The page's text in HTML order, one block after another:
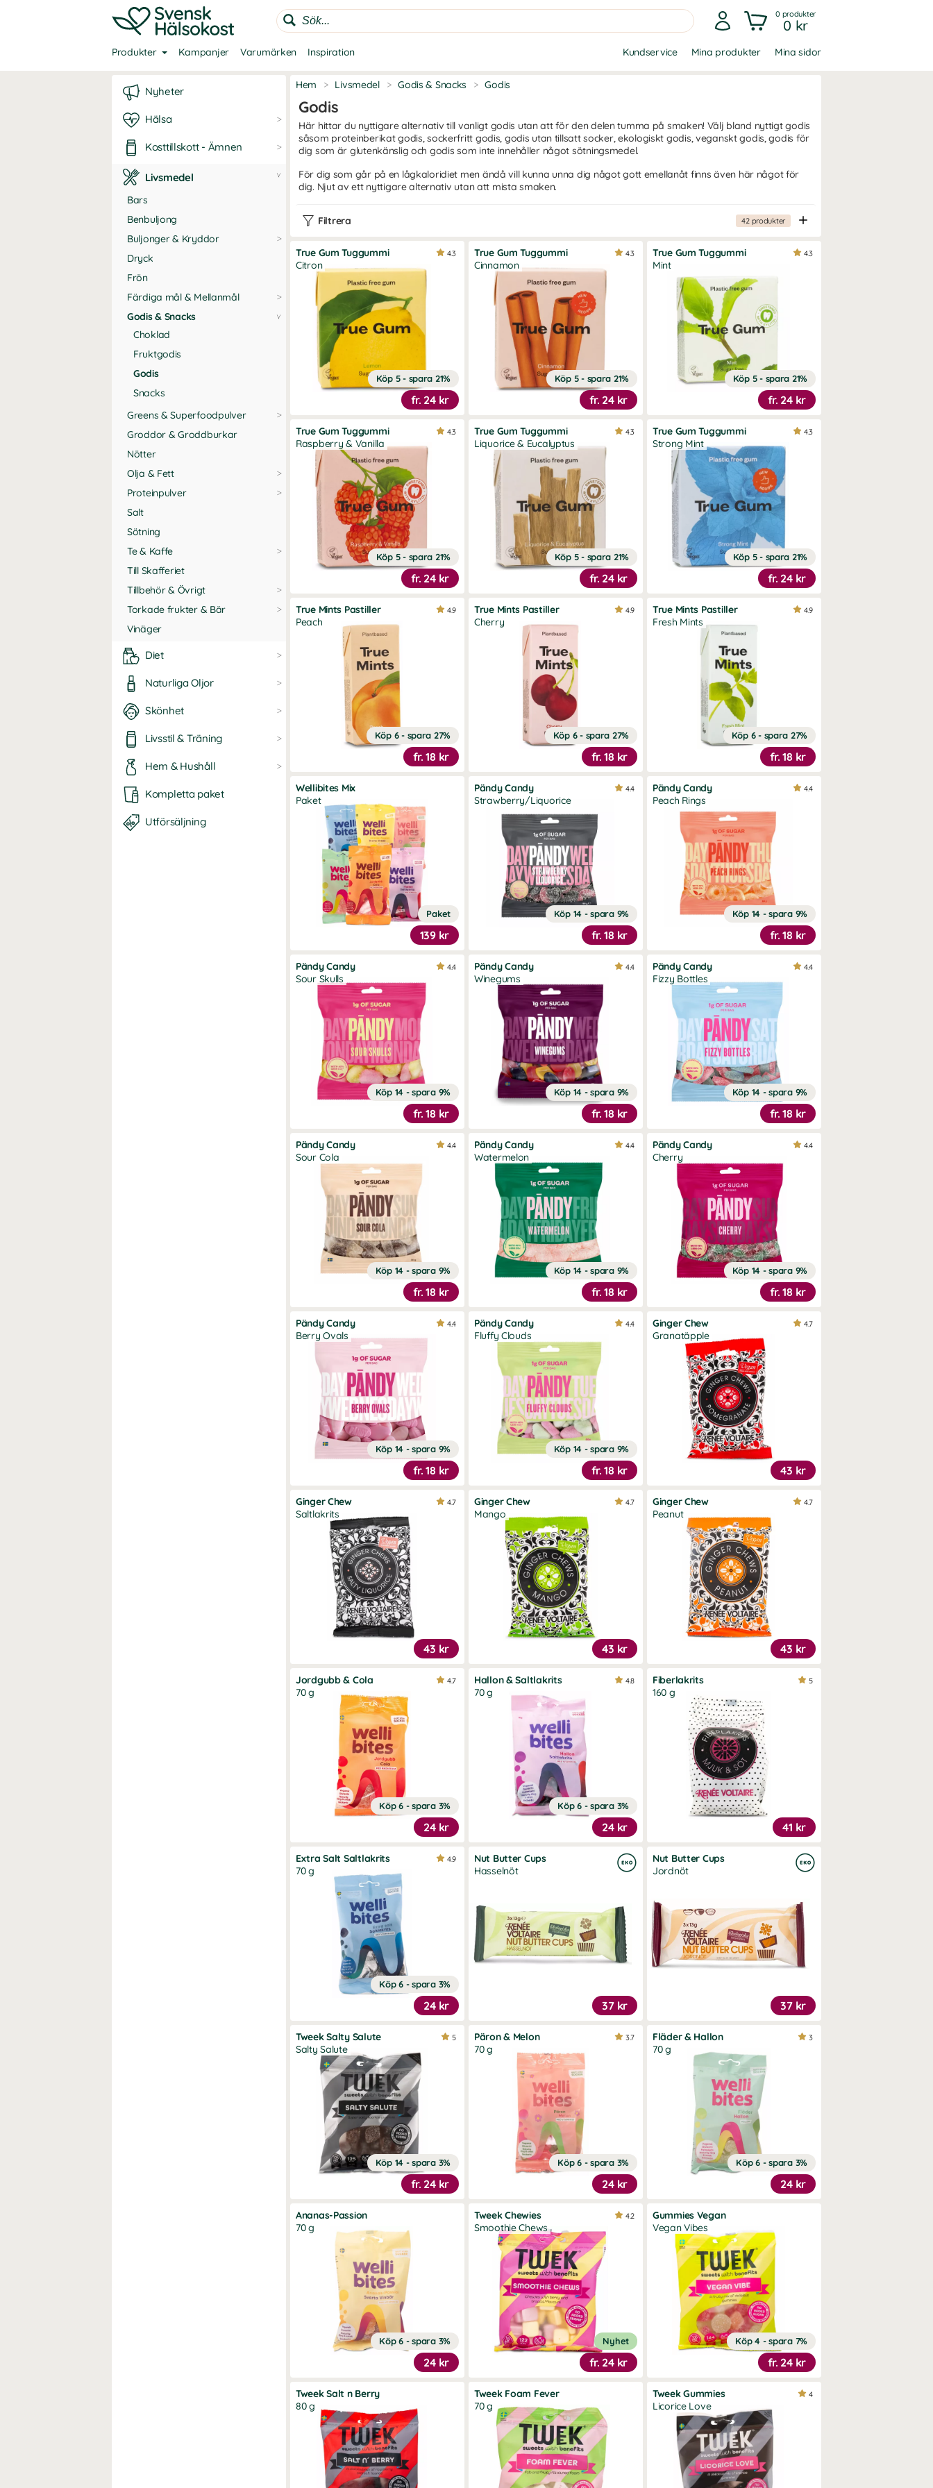
0 produkter
0 kr
Produkter Kampanjer Varumärken Inspiration Kundservice Mina produkter Mina sidor
Nyheter
Hälsa
Kosttillskott - Ämnen
Livsmedel
Bars
Benbuljong
Buljonger & Kryddor
Dryck
Frön
Färdiga mål & Mellanmål
Godis & Snacks
Choklad
Fruktgodis
Godis
Snacks
Greens & Superfoodpulver
Groddor & Groddburkar
Nötter
Olja & Fett
Proteinpulver
Salt
Sötning
Te & Kaffe
Till Skafferiet
Tillbehör & Övrigt
Torkade frukter & Bär
Vinäger
Diet
Naturliga Oljor
Skönhet
Livsstil & Träning
Hem & Hushåll
Kompletta paket
Utförsäljning
Hem > Livsmedel > Godis & Snacks > Godis
Godis
Här hittar du nyttigare alternativ till vanligt godis utan att för den delen tumma på smaken! Välj bland nyttigt godis
såsom proteinberikat godis, sockerfritt godis, godis utan tillsatt socker, ekologiskt godis, veganskt godis, godis för
dig som är glutenkänslig och godis som inte innehåller något sötningsmedel.
För dig som går på en lågkaloridiet men ändå vill kunna unna dig något gott emellanåt finns även här något för
dig. Njut av ett nyttigare alternativ utan att mista smaken.
Filtrera 42produkter
True Gum Tuggummi
Citron
Köp 5 - spara 21%
fr. 24 kr
4.3
True Gum Tuggummi
Cinnamon
Köp 5 - spara 21%
fr. 24 kr
4.3
True Gum Tuggummi
Mint
Köp 5 - spara 21%
fr. 24 kr
4.3
True Gum Tuggummi
Raspberry & Vanilla
Köp 5 - spara 21%
fr. 24 kr
4.3
True Gum Tuggummi
Liquorice & Eucalyptus
Köp 5 - spara 21%
fr. 24 kr
4.3
True Gum Tuggummi
Strong Mint
Köp 5 - spara 21%
fr. 24 kr
4.3
True Mints Pastiller
Peach
Köp 6 - spara 27%
fr.18 kr
4.9
True Mints Pastiller
Cherry
Köp 6 - spara 27%
fr.18 kr
4.9
True Mints Pastiller
Fresh Mints
Köp 6 - spara 27%
fr.18 kr
4.9
Wellibites Mix
Paket
Paket
139 kr
Pändy Candy
Strawberry/Liquorice
Köp 14 - spara 9%
fr.18 kr
4.4
Pändy Candy
Peach Rings
Köp 14 - spara 9%
fr.18 kr
4.4
Pändy Candy
Sour Skulls
Köp 14 - spara 9%
fr.18 kr
4.4
Pändy Candy
Winegums
Köp 14 - spara 9%
fr.18 kr
4.4
Pändy Candy
Fizzy Bottles
Köp 14 - spara 9%
fr.18 kr
4.4
Pändy Candy
Sour Cola
Köp 14 - spara 9%
fr.18 kr
4.4
Pändy Candy
Watermelon
Köp 14 - spara 9%
fr.18 kr
4.4
Pändy Candy
Cherry
Köp 14 - spara 9%
fr.18 kr
4.4
Pändy Candy
Berry Ovals
Köp 14 - spara 9%
fr.18 kr
4.4
Pändy Candy
Fluffy Clouds
Köp 14 - spara 9%
fr.18 kr
4.4
Ginger Chew
Granatäpple
43 kr
4.7
Ginger Chew
Saltlakrits
43 kr
4.7
Ginger Chew
Mango
43 kr
4.7
Ginger Chew
Peanut
43 kr
4.7
Jordgubb & Cola
70 g
Köp 6 - spara 3%
24 kr
4.7
Hallon & Saltlakrits
70 g
Köp 6 - spara 3%
24 kr
4.8
Fiberlakrits
160 g
41 kr
5
Extra Salt Saltlakrits
70 g
Köp 6 - spara 3%
24 kr
4.9
Nut Butter Cups
Hasselnöt
37 kr
Nut Butter Cups
Jordnöt
37 kr
Tweek Salty Salute
Salty Salute
Köp 14 - spara 3%
fr. 24 kr
5
Päron & Melon
70 g
Köp 6 - spara 3%
24 kr
3.7
Fläder & Hallon
70 g
Köp 6 - spara 3%
24 kr
3
Ananas-Passion
70 g
Köp 6 - spara 3%
24 kr
Tweek Chewies
Smoothie Chews
Nyhet
fr. 24 kr
4.2
Gummies Vegan
Vegan Vibes
Köp 4 - spara 7%
fr. 24 kr
Tweek Salt n Berry
80 g
Tweek Foam Fever
70 g
Tweek Gummies
Licorice Love
4